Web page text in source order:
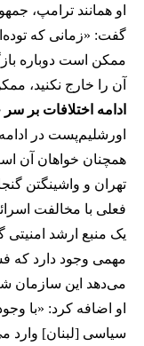
او همانند ترامپ،
گفت: «زمانی که
ممکن است دوباره
آن را خارج نکنید،
ادامه اختلافات بر
اورشلیم‌پست در
همچنان خواهان آن
تهران و واشینگتن
فعلی با مخالفت
یک منبع ارشد
مهمی وجود دارد که
می‌دهد این سازمان
او اضافه کرد: «با
سیاسی [لبنان] وارد